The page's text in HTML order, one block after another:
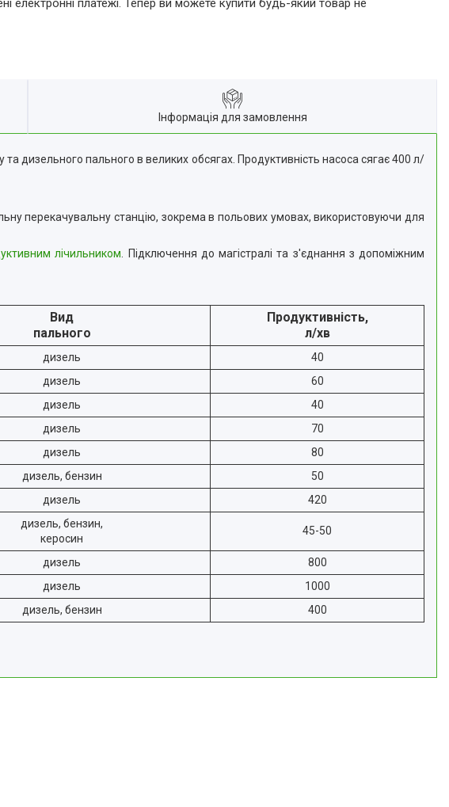
електронні платежі. Тепер ви можете купити будь-який товар не
Інформація для замовлення
дизельного пального в великих обсягах. Продуктивність насоса сягає 400 л/
перекачувальну станцію, зокрема в польових умовах, використовуючи для
лічильником . Підключення до магістралі та з'єднання з допоміжним
Вид
пального
Продуктивність,
л/хв
дизель
40
дизель
60
дизель
40
дизель
70
дизель
80
дизель, бензин
50
дизель 420
дизель, бензин,
керосин
45-50
дизель
800
дизель
1000
дизель, бензин 400